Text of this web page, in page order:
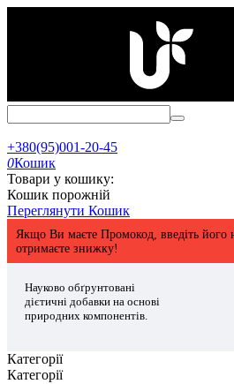
+380(95)001-20-45
0Кошик
Товари у кошику:
Кошик порожній
Переглянути Кошик
Якщо Ви маєте Промокод, введіть його
отримаєте знижку!
Науково обґрунтовані
дієтичні добавки на основі
природних компонентів.
Категорії
Категорії